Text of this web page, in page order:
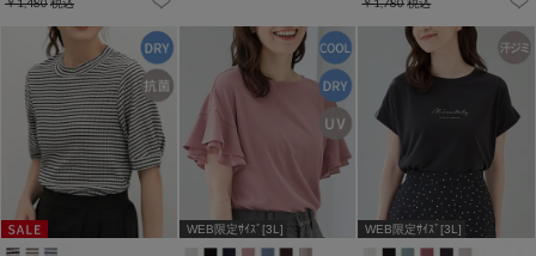
WEB限定ｻｲｽﾞ[3L] WEB限定ｻｲｽﾞ[3L]